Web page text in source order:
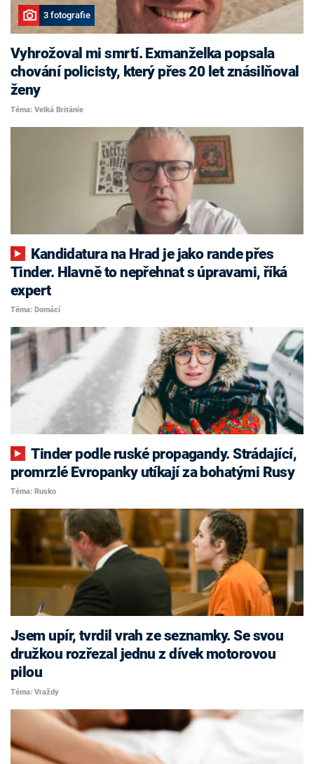
3 fotografie
Vyhrožoval mi smrtí. Exmanželka popsala
chování policisty, který přes 20 let znásilňoval
ženy
Téma: Velká Británie
Tinder. Hlavně to nepřehnat s úpravami, říká
expert
Téma: Domácí
Tinder podle ruské propagandy. Strádající,
promrzlé Evropanky utíkají za bohatými Rusy
Téma: Rusko
Jsem upír, tvrdil vrah ze seznamky. Se svou
družkou rozřezal jednu z dívek motorovou
pilou
Téma: Vraždy